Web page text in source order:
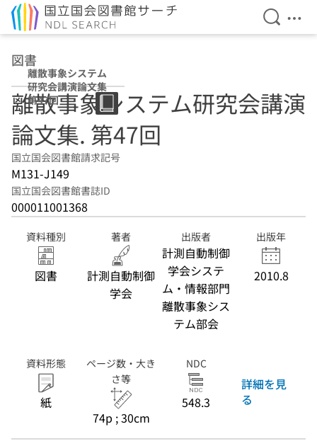
検索を
メ
図書
離散事象システム
研究会講演論文集
第47回
離散事象システム研究会講演
論文集. 第47回
国立国会図書館請求記号
M131-J149
国立国会図書館書誌ID
000011001368
資料種別
図書
著者
計測自動制御
学会
出版者
計測自動制御
学会システ
ム・情報部門
離散事象シス
テム部会
出版年
2010.8
資料形態
紙
ページ数・大き
さ等
74p ; 30cm
NDC
548.3
詳細を見
る